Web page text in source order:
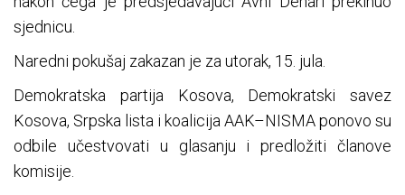
sjednicu.
Naredni pokušaj zakazan je za utorak, 15. jula.
Demokratska partija Kosova, Demokratski savez
Kosova, Srpska lista i koalicija AAK–NISMA ponovo su
odbile učestvovati u glasanju i predložiti članove
komisije.